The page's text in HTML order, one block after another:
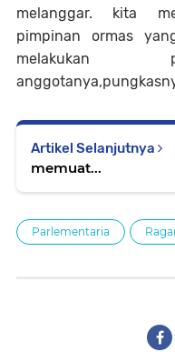
melanggar. kita
pimpinan ormas
melakukan
Artikel Selanjutnya
memuat...
Parlementaria